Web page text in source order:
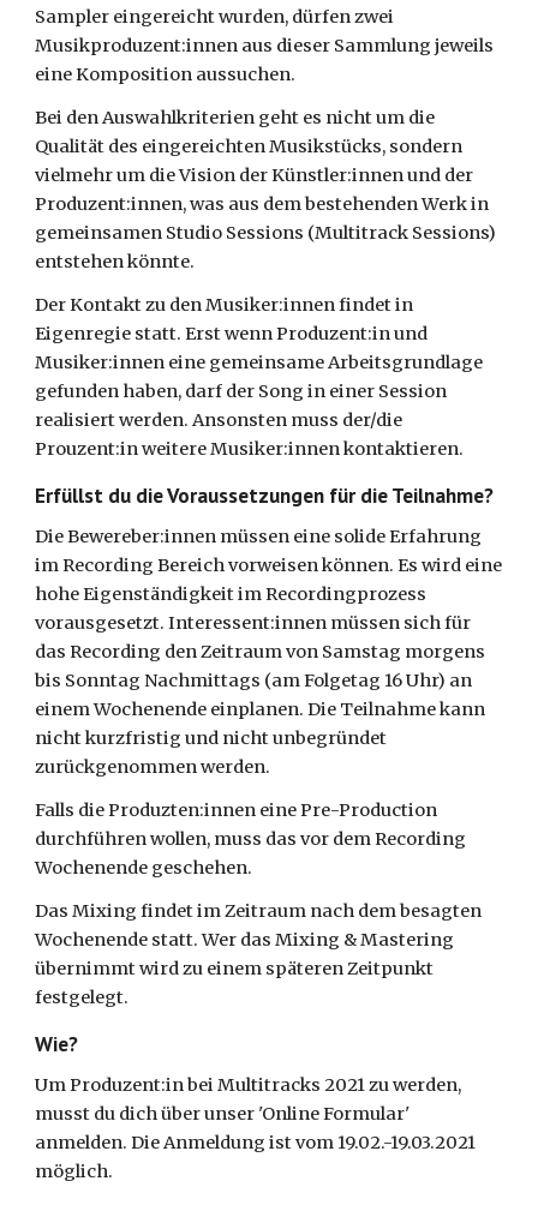
Sampler eingereicht wurden, dürfen zwei
Musikproduzent:innen aus dieser Sammlung jeweils
eine Komposition aussuchen.
Bei den Auswahlkriterien geht es nicht um die
Qualität des eingereichten Musikstücks, sondern
vielmehr um die Vision der Künstler:innen und der
Produzent:innen, was aus dem bestehenden Werk in
gemeinsamen Studio Sessions (Multitrack Sessions)
entstehen könnte.
Der Kontakt zu den Musiker:innen findet in
Eigenregie statt. Erst wenn Produzent:in und
Musiker:innen eine gemeinsame Arbeitsgrundlage
gefunden haben, darf der Song in einer Session
realisiert werden. Ansonsten muss der/die
Prouzent:in weitere Musiker:innen kontaktieren.
Erfüllst du die Voraussetzungen für die Teilnahme?
Die Bewereber:innen müssen eine solide Erfahrung
im Recording Bereich vorweisen können. Es wird eine
hohe Eigenständigkeit im Recordingprozess
vorausgesetzt. Interessent:innen müssen sich für
das Recording den Zeitraum von Samstag morgens
bis Sonntag Nachmittags (am Folgetag 16 Uhr) an
einem Wochenende einplanen. Die Teilnahme kann
nicht kurzfristig und nicht unbegründet
zurückgenommen werden.
Falls die Produzten:innen eine Pre-Production
durchführen wollen, muss das vor dem Recording
Wochenende geschehen.
Das Mixing findet im Zeitraum nach dem besagten
Wochenende statt. Wer das Mixing & Mastering
übernimmt wird zu einem späteren Zeitpunkt
festgelegt.
Wie?
Um Produzent:in bei Multitracks 2021 zu werden,
musst du dich über unser 'Online Formular'
anmelden. Die Anmeldung ist vom 19.02.-19.03.2021
möglich.